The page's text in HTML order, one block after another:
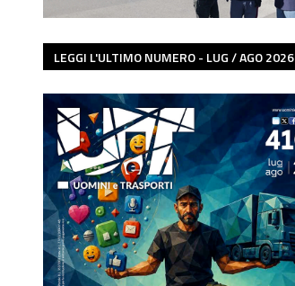
LEGGI L'ULTIMO NUMERO - LUG / AGO 2026